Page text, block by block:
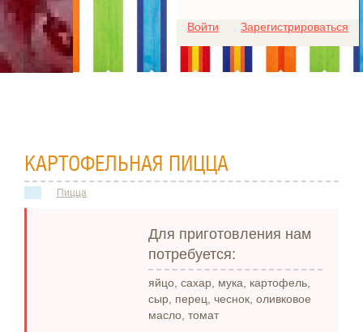
Войти Зарегистрироваться
КАРТОФЕЛЬНАЯ ПИЦЦА
Пицца
Для приготовления нам
потребуется:
яйцо, сахар, мука, картофель,
сыр, перец, чеснок, оливковое
масло, томат
Для любых предложений по